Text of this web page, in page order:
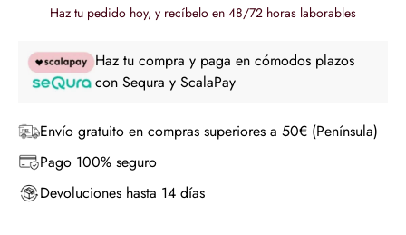
Haz tu pedido hoy, y recíbelo en 48/72 horas laborables
Haz tu compra y paga en cómodos plazos
con Sequra y ScalaPay
Envío gratuito en compras superiores a 50€ (Península)
Pago 100% seguro
Devoluciones hasta 14 días